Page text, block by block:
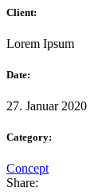
Client:
Lorem Ipsum
Date:
27. Januar 2020
Category:
Concept
Share: